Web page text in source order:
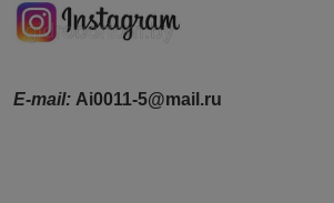
Е-mail: Ai0011-5@mail.ru